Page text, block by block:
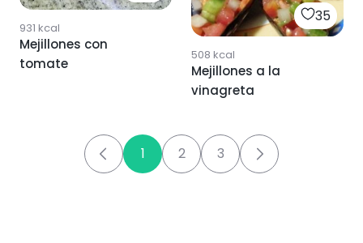
931 kcal
Mejillones con
tomate
35
508 kcal
Mejillones a la
vinagreta
1 2 3